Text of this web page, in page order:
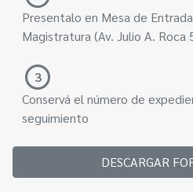
Presentalo en Mesa de
Magistratura (Av. Julio A. Roca
3
Conservá el número de
seguimiento
DESCARGAR